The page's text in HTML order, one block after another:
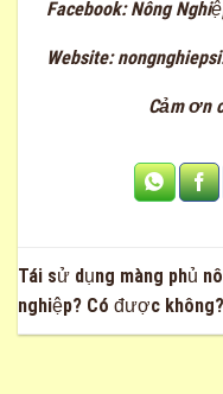
Facebook:Nông
Website:
Cảm ơn
Tái sử dụng màng phủ
nghiệp? Có được không?